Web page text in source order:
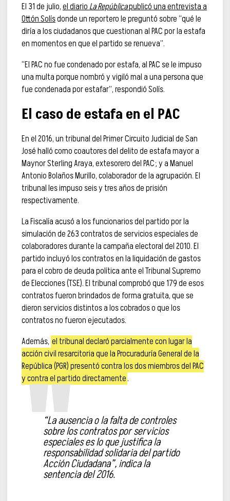
El 31 de julio,el diarioLa Repúblicapublicó una entrevista a
Ottón Solísdonde un reportero le preguntó sobre “qué le
diría a los ciudadanos que cuestionan al PAC por la estafa
en momentos en que el partido se renueva”.
“El PAC no fue condenado por estafa, al PAC se le impuso
una multa porque nombró y vigiló mal a una persona que
fue condenada por estafar”, respondió Solís.
El caso de estafa en el PAC
En el 2016, un tribunal del Primer Circuito Judicial de San
José halló como coautores del delito de estafa mayor a
Maynor Sterling Araya, extesorero del PAC; y a Manuel
Antonio Bolaños Murillo, colaborador de la agrupación. El
tribunal les impuso seis y tres años de prisión
respectivamente.
La Fiscalía acusó a los funcionarios del partido por la
simulación de 263 contratos de servicios especiales de
colaboradores durante la campaña electoral del 2010. El
partido incluyó los contratos en la liquidación de gastos
para el cobro de deuda política ante el Tribunal Supremo
de Elecciones (TSE). El tribunal comprobó que 179 de esos
contratos fueron brindados de forma gratuita, que se
dieron servicios distintos a los cobrados o que los
contratos no fueron ejecutados.
Además, el tribunal declaró parcialmente con lugar la
acción civil resarcitoria que la Procuraduría General de la
República (PGR) presentó contra los dos miembros del PAC
y contra el partido directamente.
“La ausencia o la falta de controles
sobre los contratos por servicios
especiales es lo que justifica la
responsabilidad solidaria del partido
Acción Ciudadana”, indica la
sentencia del 2016.